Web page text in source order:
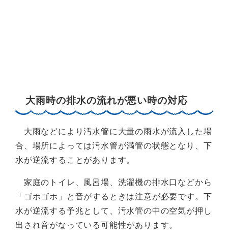
大雨時の排水の流れが悪い時の対応
大雨などにより汚水管に大量の雨水が流入した場
合、場所によっては汚水管が満管の状態となり、下
水が逆流することがあります。
家庭のトイレ、風呂場、洗濯機の排水口などから
「ゴホゴホ」と音がするときは注意が必要です。下
水が逆流する予兆として、汚水管の中の空気が押し
出され音がなっている可能性があります。